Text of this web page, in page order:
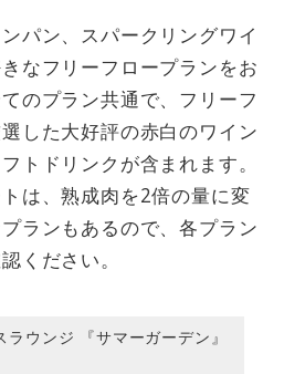
パン、スパークリングワイ
なフリーフロープランをお
のプラン共通で、フリーフ
した大好評の赤白のワイン
トドリンクが含まれます。
は、熟成肉を2倍の量に変
ランもあるので、各プラン
ください。
ラウンジ 『サマーガーデン』